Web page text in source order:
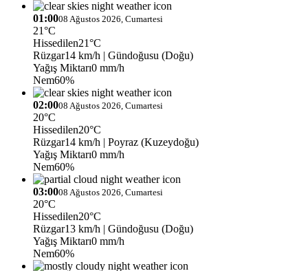
01:0008 Ağustos 2026, Cumartesi
21°C
Hissedilen21°C
Rüzgar14 km/h | Gündoğusu (Doğu)
Yağış Miktarı0 mm/h
Nem60%
02:0008 Ağustos 2026, Cumartesi
20°C
Hissedilen20°C
Rüzgar14 km/h | Poyraz (Kuzeydoğu)
Yağış Miktarı0 mm/h
Nem60%
03:0008 Ağustos 2026, Cumartesi
20°C
Hissedilen20°C
Rüzgar13 km/h | Gündoğusu (Doğu)
Yağış Miktarı0 mm/h
Nem60%